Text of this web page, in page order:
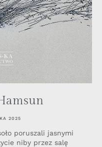
2025
poruszali jasnymi
niby przez salę